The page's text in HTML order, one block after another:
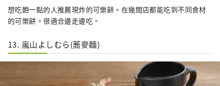
想吃飽一點的人推薦現炸的可樂餅。在幾間店都能吃到不同食材
的可樂餅。很適合邊走邊吃。
13. 嵐山よしむら(蕎麥麵)